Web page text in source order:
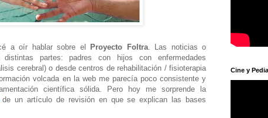
a oír hablar sobre el Proyecto Foltra. Las noticias o
distintas partes: padres con hijos con enfermedades
cerebral) o desde centros de rehabilitación / fisioterapia
volcada en la web me parecía poco consistente y
científica sólida. Pero hoy me sorprende la
un artículo de revisión en que se explican las bases
Cine y